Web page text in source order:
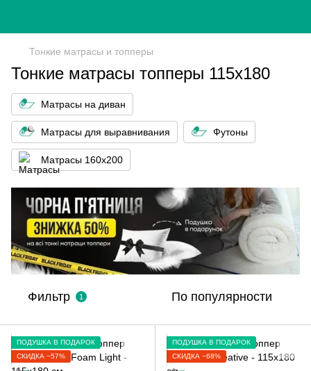
Тонкие матрасы и топперы
Тонкие матрасы топперы 115х180
Матрасы на диван
Матрасы для выравнивания Футоны
Матрасы 160x200
Фильтр 1 По популярности
ПОДУШКА В ПОДАРОК
СКИДКА −57%
ПОДУШКА В ПОДАРОК
СКИДКА −68%